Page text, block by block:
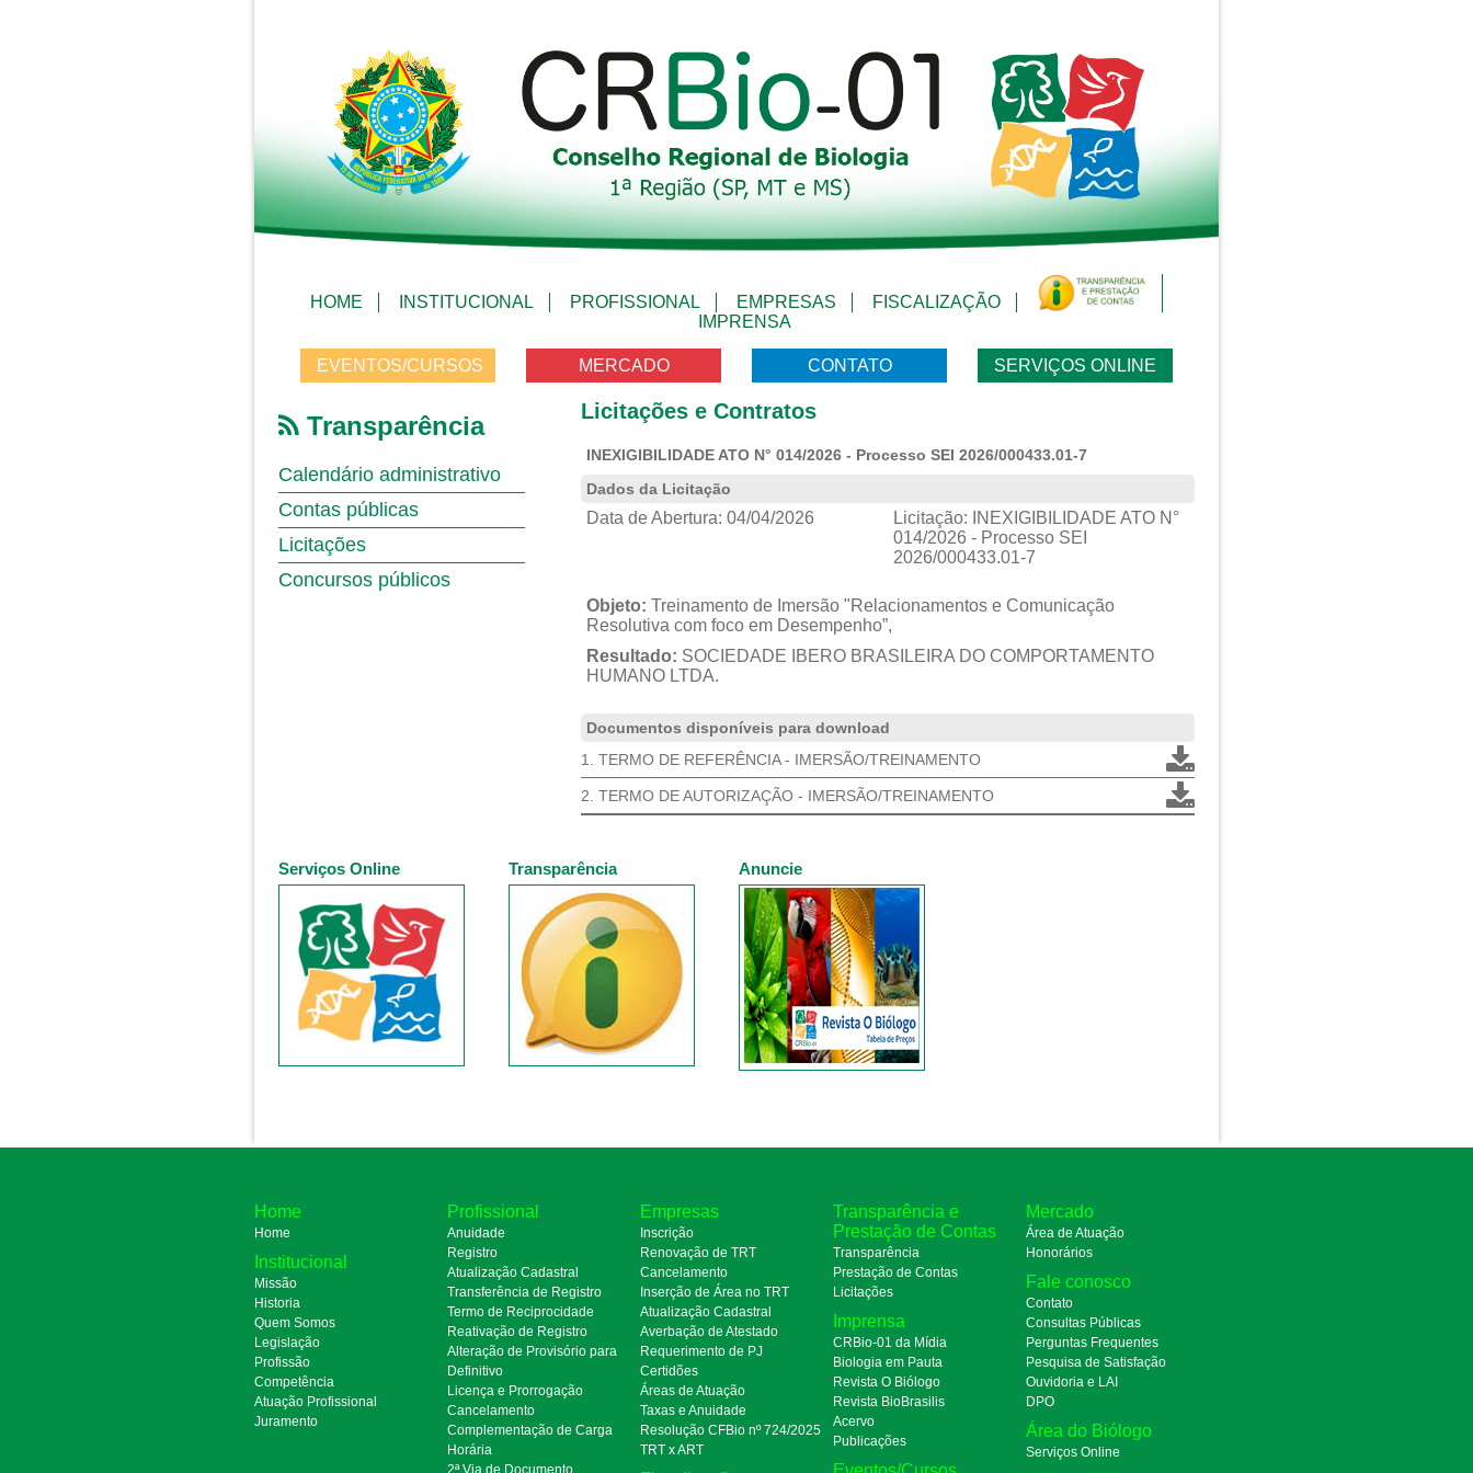
HOME INSTITUCIONAL PROFISSIONAL EMPRESAS
FISCALIZAÇÃO
IMPRENSA
EVENTOS/CURSOS MERCADO CONTATO SERVIÇOS ONLINE
Transparência
Calendário administrativo
Contas públicas
Licitações
Concursos públicos
Licitações e Contratos
INEXIGIBILIDADE ATO N° 014/2026 - Processo SEI 2026/000433.01-7
Dados da Licitação
Data de Abertura: 04/04/2026 Licitação: INEXIGIBILIDADE ATO N°
014/2026 - Processo SEI
2026/000433.01-7
Objeto: Treinamento de Imersão "Relacionamentos e Comunicação
Resolutiva com foco em Desempenho”,
Resultado: SOCIEDADE IBERO BRASILEIRA DO COMPORTAMENTO
HUMANO LTDA.
Documentos disponíveis para download
1. TERMO DE REFERÊNCIA - IMERSÃO/TREINAMENTO
2. TERMO DE AUTORIZAÇÃO - IMERSÃO/TREINAMENTO
Serviços Online Transparência Anuncie
Home
Home
Institucional
Missão
Historia
Quem Somos
Legislação
Profissão
Competência
Atuação Profissional
Juramento
Profissional
Anuidade
Registro
Atualização Cadastral
Transferência de Registro
Termo de Reciprocidade
Reativação de Registro
Alteração de Provisório para
Definitivo
Licença e Prorrogação
Cancelamento
Complementação de Carga
Horária
2ª Via de Documento
Empresas
Inscrição
Renovação de TRT
Cancelamento
Inserção de Área no TRT
Atualização Cadastral
Averbação de Atestado
Requerimento de PJ
Certidões
Áreas de Atuação
Taxas e Anuidade
Resolução CFBio nº 724/2025
TRT x ART
Transparência e
Prestação de Contas
Transparência
Prestação de Contas
Licitações
Imprensa
CRBio-01 da Mídia
Biologia em Pauta
Revista O Biólogo
Revista BioBrasilis
Acervo
Publicações
Mercado
Área de Atuação
Honorários
Fale conosco
Contato
Consultas Públicas
Perguntas Frequentes
Pesquisa de Satisfação
Ouvidoria e LAI
DPO
Área do Biólogo
Serviços Online